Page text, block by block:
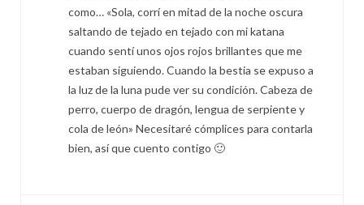
como… «Sola, corrí en mitad de la noche oscura
saltando de tejado en tejado con mi katana
cuando sentí unos ojos rojos brillantes que me
estaban siguiendo. Cuando la bestia se expuso a
la luz de la luna pude ver su condición. Cabeza de
perro, cuerpo de dragón, lengua de serpiente y
cola de león» Necesitaré cómplices para contarla
bien, así que cuento contigo 🙂